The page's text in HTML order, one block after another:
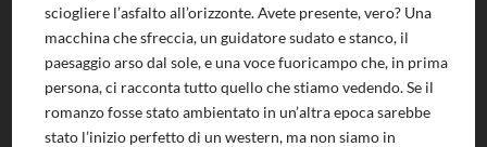
sciogliere l’asfalto all’orizzonte. Avete presente, vero? Una
macchina che sfreccia, un guidatore sudato e stanco, il
paesaggio arso dal sole, e una voce fuoricampo che, in prima
persona, ci racconta tutto quello che stiamo vedendo. Se il
romanzo fosse stato ambientato in un’altra epoca sarebbe
stato l’inizio perfetto di un western, ma non siamo in